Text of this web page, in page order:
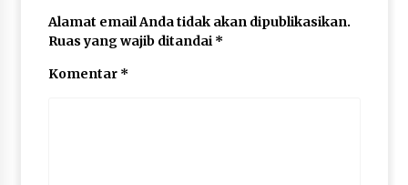
Alamat email Anda tidak akan dipublikasikan.
Ruas yang wajib ditandai *
Komentar *